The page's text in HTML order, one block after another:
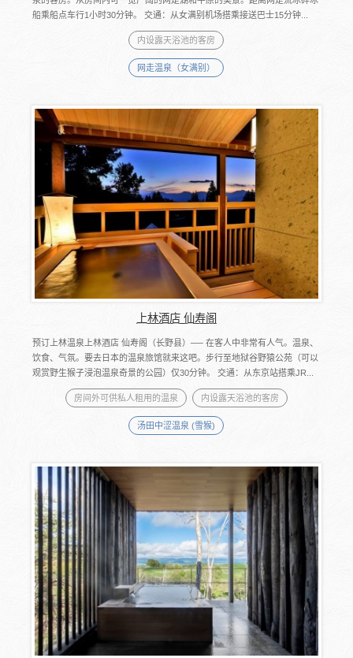
船乘船点车行1小时30分钟。 交通：从女满别机场搭乘接送巴士15分钟...
内设露天浴池的客房
网走温泉（女满别）
上林酒店 仙寿阁
预订上林温泉上林酒店 仙寿阁（长野县）── 在客人中非常有人气。温泉、
饮食、气氛。要去日本的温泉旅馆就来这吧。步行至地狱谷野猿公苑（可以
观赏野生猴子浸泡温泉奇景的公园）仅30分钟。 交通：从东京站搭乘JR...
房间外可供私人租用的温泉 内设露天浴池的客房
汤田中涩温泉 (雪猴)